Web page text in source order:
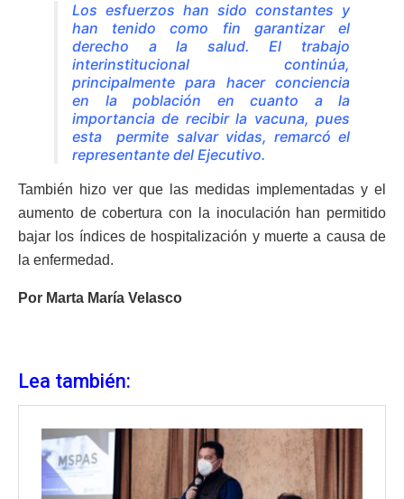
Los esfuerzos han sido constantes y
han tenido como fin garantizar el
derecho a la salud. El trabajo
interinstitucional continúa,
principalmente para hacer conciencia
en la población en cuanto a la
importancia de recibir la vacuna, pues
esta permite salvar vidas, remarcó el
representante del Ejecutivo.
También hizo ver que las medidas implementadas y el
aumento de cobertura con la inoculación han permitido
bajar los índices de hospitalización y muerte a causa de
la enfermedad.
Por Marta María Velasco
Lea también: